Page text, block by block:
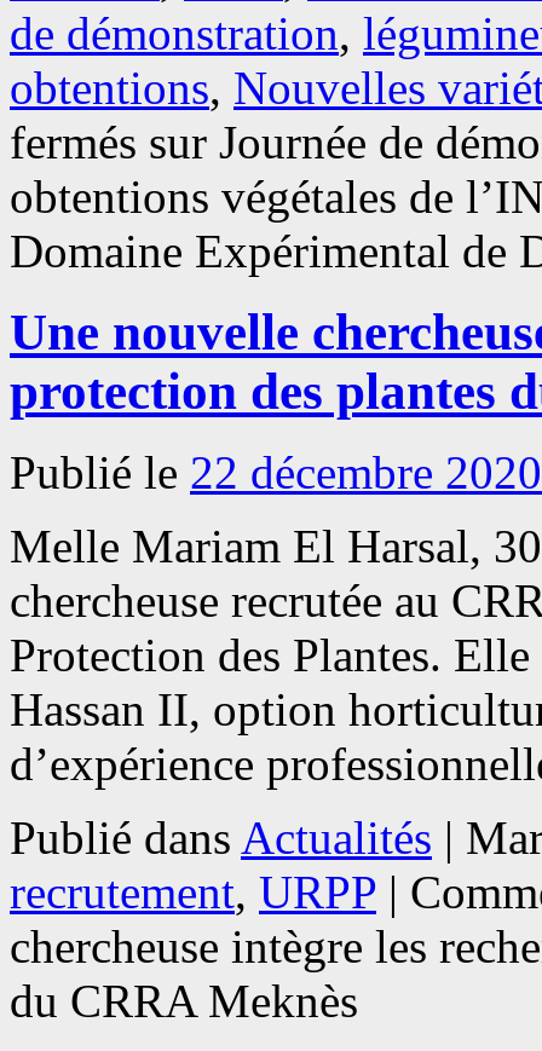
de démonstration,
obtentions, Nouvelles
fermés sur Journée de
obtentions végétales de
Domaine Expérimental de
Une nouvelle
protection des plantes
Publié le 22 décembre 2020
Melle Mariam El Harsal,
chercheuse recrutée au
Protection des Plantes.
Hassan II, option
d’expérience
Publié dans Actualités |
recrutement, URPP |
chercheuse intègre les
du CRRA Meknès